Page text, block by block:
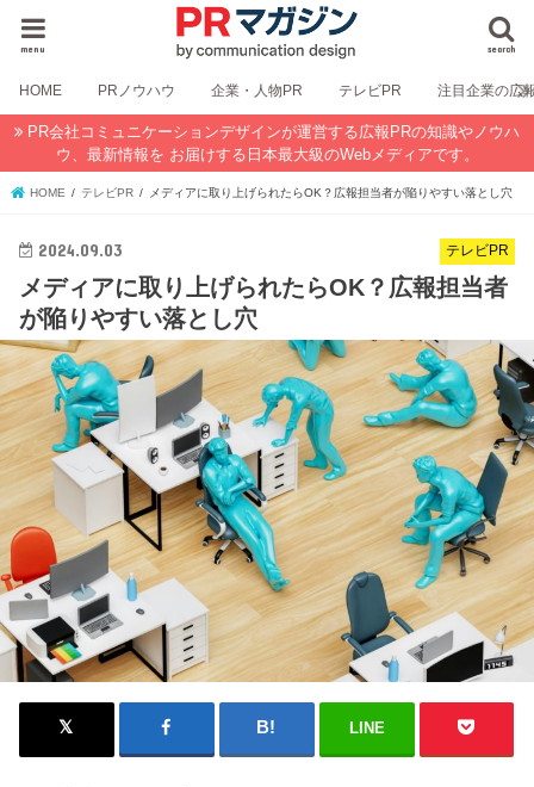
search
menu
HOME PRノウハウ 企業・人物PR テレビPR 注目企業の広
PR会社コミュニケーションデザインが運営する広報PRの知識やノウハ
ウ、最新情報を お届けする日本最大級のWebメディアです。
HOME テレビPR メディアに取り上げられたらOK？広報担当者が陥りやすい落とし穴
テレビPR
2024.09.03
メディアに取り上げられたらOK？広報担当者
が陥りやすい落とし穴
LINE